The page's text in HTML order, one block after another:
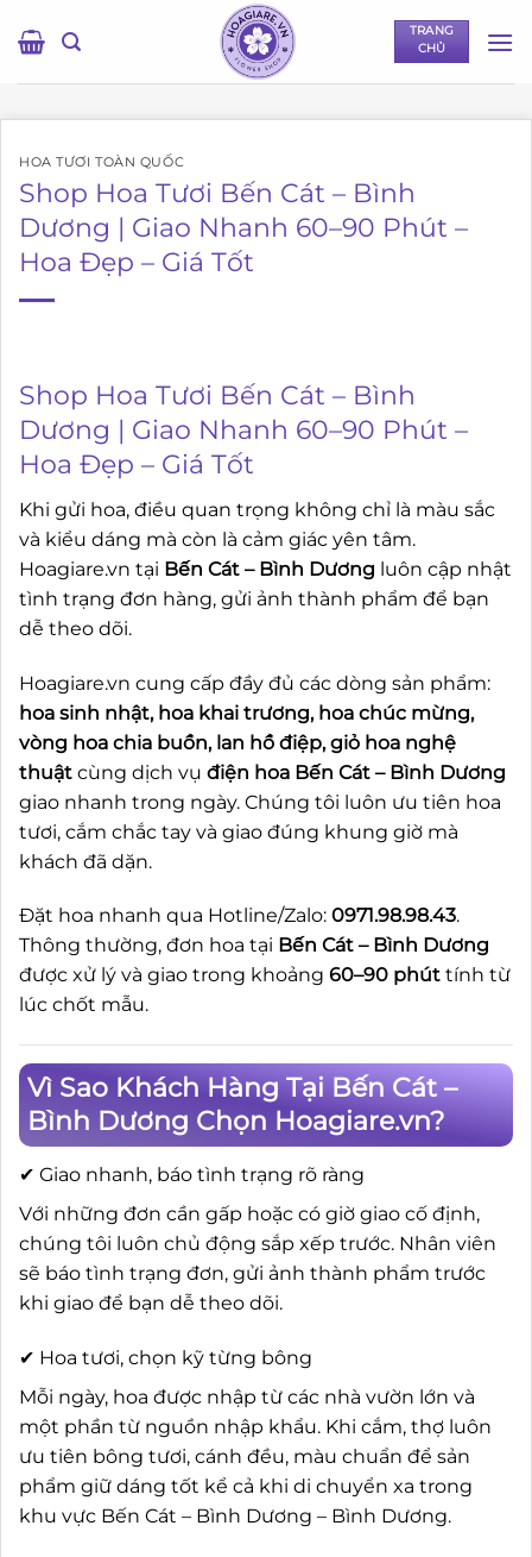
qua
TRANG
CHỦ
HOA TƯƠI TOÀN QUỐC
Shop Hoa Tươi Bến Cát – Bình
Dương | Giao Nhanh 60–90 Phút –
Hoa Đẹp – Giá Tốt
Shop Hoa Tươi Bến Cát – Bình
Dương | Giao Nhanh 60–90 Phút –
Hoa Đẹp – Giá Tốt
Khi gửi hoa, điều quan trọng không chỉ là màu sắc
và kiểu dáng mà còn là cảm giác yên tâm.
Hoagiare.vn tại Bến Cát – Bình Dương luôn cập nhật
tình trạng đơn hàng, gửi ảnh thành phẩm để bạn
dễ theo dõi.
Hoagiare.vn cung cấp đầy đủ các dòng sản phẩm:
hoa sinh nhật, hoa khai trương, hoa chúc mừng,
vòng hoa chia buồn, lan hồ điệp, giỏ hoa nghệ
thuật cùng dịch vụ điện hoa Bến Cát – Bình Dương
giao nhanh trong ngày. Chúng tôi luôn ưu tiên hoa
tươi, cắm chắc tay và giao đúng khung giờ mà
khách đã dặn.
Đặt hoa nhanh qua Hotline/Zalo: 0971.98.98.43.
Thông thường, đơn hoa tại Bến Cát – Bình Dương
được xử lý và giao trong khoảng 60–90 phút tính từ
lúc chốt mẫu.
Vì Sao Khách Hàng Tại Bến Cát –
Bình Dương Chọn Hoagiare.vn?
✔ Giao nhanh, báo tình trạng rõ ràng
Với những đơn cần gấp hoặc có giờ giao cố định,
chúng tôi luôn chủ động sắp xếp trước. Nhân viên
sẽ báo tình trạng đơn, gửi ảnh thành phẩm trước
khi giao để bạn dễ theo dõi.
✔ Hoa tươi, chọn kỹ từng bông
Mỗi ngày, hoa được nhập từ các nhà vườn lớn và
một phần từ nguồn nhập khẩu. Khi cắm, thợ luôn
ưu tiên bông tươi, cánh đều, màu chuẩn để sản
phẩm giữ dáng tốt kể cả khi di chuyển xa trong
khu vực Bến Cát – Bình Dương – Bình Dương.